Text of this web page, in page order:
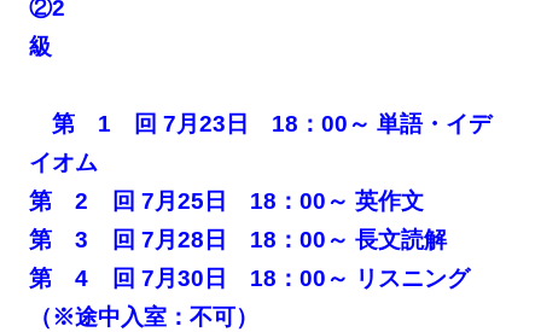
②2
級
第 1 回 7月23日 18：00～ 単語・イデ
イオム
第 2 回 7月25日 18：00～ 英作文
第 3 回 7月28日 18：00～ 長文読解
第 4 回 7月30日 18：00～ リスニング
（※途中入室：不可）